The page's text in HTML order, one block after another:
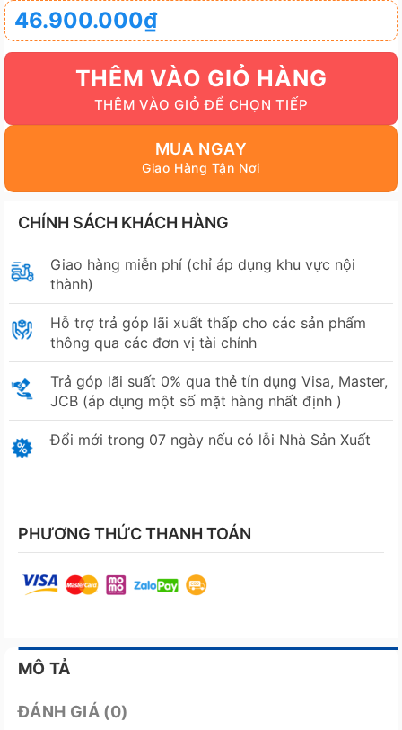
46.900.000₫
THÊM VÀO GIỎ HÀNG
MUA NGAY
CHÍNH SÁCH KHÁCH HÀNG
Giao hàng miễn phí (chỉ áp dụng khu vực nội
thành)
Hỗ trợ trả góp lãi xuất thấp cho các sản phẩm
thông qua các đơn vị tài chính
Trả góp lãi suất 0% qua thẻ tín dụng Visa, Master,
JCB (áp dụng một số mặt hàng nhất định )
Đổi mới trong 07 ngày nếu có lỗi Nhà Sản Xuất
PHƯƠNG THỨC THANH TOÁN
MÔ TẢ
ĐÁNH GIÁ (0)